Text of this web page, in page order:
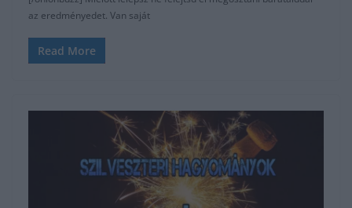
az eredményedet. Van saját
Read More